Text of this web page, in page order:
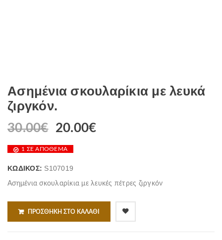
Ασημένια σκουλαρίκια με λευκά
ζιργκόν.
30.00€ 20.00€
1 ΣΕ ΑΠΌΘΕΜΑ
ΚΩΔΙΚΌΣ: S107019
Ασημένια σκουλαρίκια με λευκές πέτρες ζιργκόν
ΠΡΟΣΘΉΚΗ ΣΤΟ ΚΑΛΆΘΙ